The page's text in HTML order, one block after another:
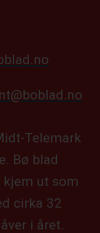
Telemark
Bø blad
ut som
cirka 32
i året.